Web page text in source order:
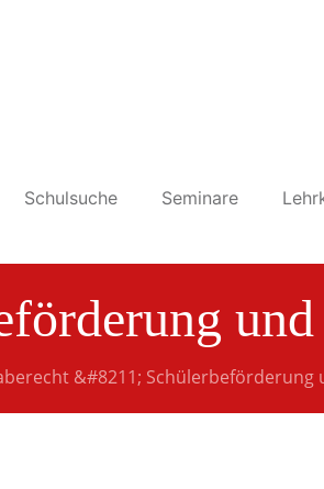
Schulsuche Seminare
&#8211; Schülerbeförderung